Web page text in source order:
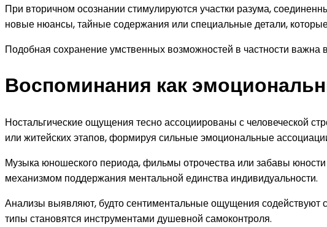
При вторичном осознании стимулируются участки разума,
новые нюансы, тайные содержания или специальные детали,
Подобная сохранение умственных возможностей в частности важна
Воспоминания как
Ностальгические ощущения тесно ассоциированы с человеческой
или житейских этапов, формируя сильные эмоциональные
Музыка юношеского периода, фильмы отрочества или забавы
механизмом поддержания ментальной единства индивидуальности.
Анализы выявляют, будто сентиментальные ощущения
типы становятся инструментами душевной самоконтроля.